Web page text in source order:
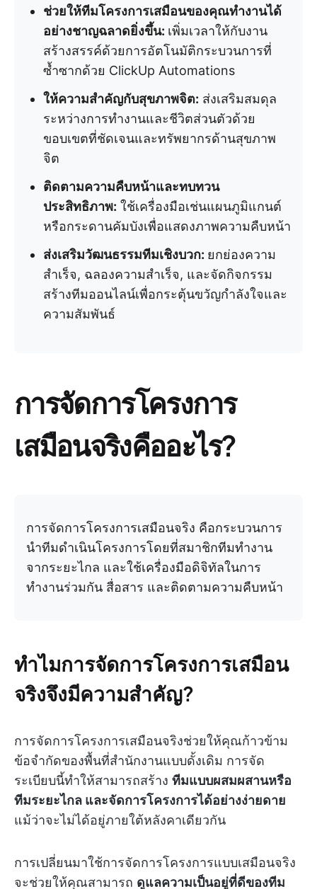
ช่วยให้ทีมโครงการเสมือนของคุณทำงานได้
อย่างชาญฉลาดยิ่งขึ้น: เพิ่มเวลาให้กับงาน
สร้างสรรค์ด้วยการอัตโนมัติกระบวนการที่
ซ้ำซากด้วย ClickUp Automations
ให้ความสำคัญกับสุขภาพจิต: ส่งเสริมสมดุล
ระหว่างการทำงานและชีวิตส่วนตัวด้วย
ขอบเขตที่ชัดเจนและทรัพยากรด้านสุขภาพ
จิต
ติดตามความคืบหน้าและทบทวน
ประสิทธิภาพ: ใช้เครื่องมือเช่นแผนภูมิแกนต์
หรือกระดานคัมบังเพื่อแสดงภาพความคืบหน้า
ส่งเสริมวัฒนธรรมทีมเชิงบวก: ยกย่องความ
สำเร็จ, ฉลองความสำเร็จ, และจัดกิจกรรม
สร้างทีมออนไลน์เพื่อกระตุ้นขวัญกำลังใจและ
ความสัมพันธ์
การจัดการโครงการ
เสมือนจริงคืออะไร?
การจัดการโครงการเสมือนจริง คือกระบวนการ
นำทีมดำเนินโครงการโดยที่สมาชิกทีมทำงาน
จากระยะไกล และใช้เครื่องมือดิจิทัลในการ
ทำงานร่วมกัน สื่อสาร และติดตามความคืบหน้า
ทำไมการจัดการโครงการเสมือน
จริงจึงมีความสำคัญ?
การจัดการโครงการเสมือนจริงช่วยให้คุณก้าวข้าม
ข้อจำกัดของพื้นที่สำนักงานแบบดั้งเดิม การจัด
ระเบียบนี้ทำให้สามารถสร้าง ทีมแบบผสมผสานหรือ
ทีมระยะไกล และจัดการโครงการได้อย่างง่ายดาย
แม้ว่าจะไม่ได้อยู่ภายใต้หลังคาเดียวกัน
การเปลี่ยนมาใช้การจัดการโครงการแบบเสมือนจริง
จะช่วยให้คุณสามารถ ดูแลความเป็นอยู่ที่ดีของทีม